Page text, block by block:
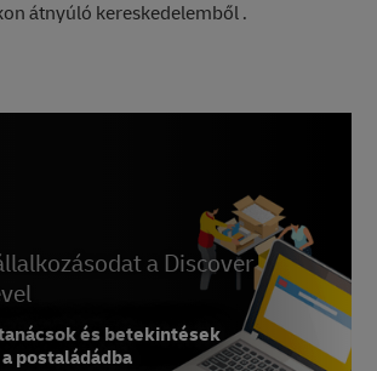
átnyúló kereskedelemből .
a Discover
és betekintések
postaládádba